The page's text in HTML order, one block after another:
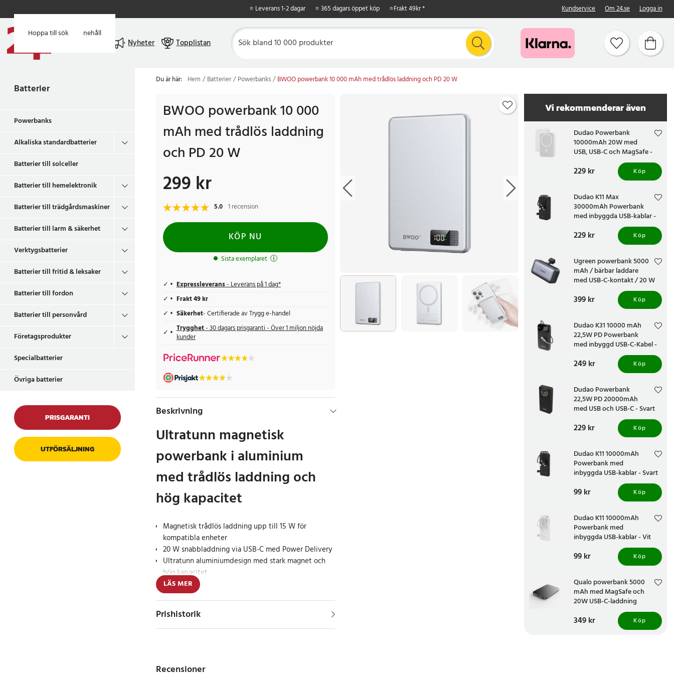
Hoppa till huvudinnehåll
Hoppa till sök
⭐ Leverans 1-2 dagar ⭐ 365 dagars öppet köp ⭐Frakt 49kr * Kundservice Om 24.se Logga in
Nyheter Topplistan
Batterier
Powerbanks
Alkaliska standardbatterier
Batterier till solceller
Batterier till hemelektronik
Batterier till trädgårdsmaskiner
Batterier till larm & säkerhet
Verktygsbatterier
Batterier till fritid & leksaker
Batterier till fordon
Batterier till personvård
Företagsprodukter
Specialbatterier
Övriga batterier
PRISGARANTI
UTFÖRSÄLJNING
Du är här: Hem Batterier Powerbanks BWOO powerbank 10 000 mAh med trådlös laddning och PD 20 W
BWOO powerbank 10 000
mAh med trådlös laddning
och PD 20 W
Pris:299 kr
299 kr
5.0 1 recension
KÖP NU
Sista exemplaret
Expressleverans- Leverans på 1 dag*
Frakt 49 kr
Säkerhet- Certifierade av Trygg e-handel
Trygghet- 30 dagars prisgaranti - Över 1 miljon nöjda
kunder
Beskrivning
Ultratunn magnetisk
powerbank i aluminium
med trådlös laddning och
hög kapacitet
Magnetisk trådlös laddning upp till 15 W för
kompatibla enheter
20 W snabbladdning via USB-C med Power Delivery
Ultratunn aluminiumdesign med stark magnet och
hög kapacitet
BWOO P76 är en ultratunn magnetisk powerbank som
kapacitet och utmärkt portabilitet. Med ett slimmat
hölje på cirka 9 mm är den enkel att ta med i fickan
Powerbanken erbjuder magnetisk trådlös laddning
LÄS MER
Prishistorik
Vi rekommenderar även
Dudao Powerbank
10000mAh 20W med
USB, USB-C och MagSafe -
Pris:229 kr
229 kr Köp
Dudao K11 Max
30000mAh Powerbank
med inbyggda USB-kablar -
Pris:229 kr
229 kr Köp
Ugreen powerbank 5000
mAh / bärbar laddare
med USB-C-kontakt / 20 W
nödladdare med digital
display
Pris:399 kr
399 kr Köp
Dudao K31 10000 mAh
22,5W PD Powerbank
med inbyggd USB-C-Kabel -
Pris:249 kr
249 kr Köp
Dudao Powerbank
22,5W PD 20000mAh
med USB och USB-C - Svart
Pris:229 kr
229 kr Köp
Dudao K11 10000mAh
Powerbank med
inbyggda USB-kablar - Svart
Pris:99 kr
99 kr Köp
Dudao K11 10000mAh
Powerbank med
inbyggda USB-kablar - Vit
Pris:99 kr
99 kr Köp
Qualo powerbank 5000
mAh med MagSafe och
20W USB-C-laddning
Pris:349 kr
349 kr Köp
Recensioner